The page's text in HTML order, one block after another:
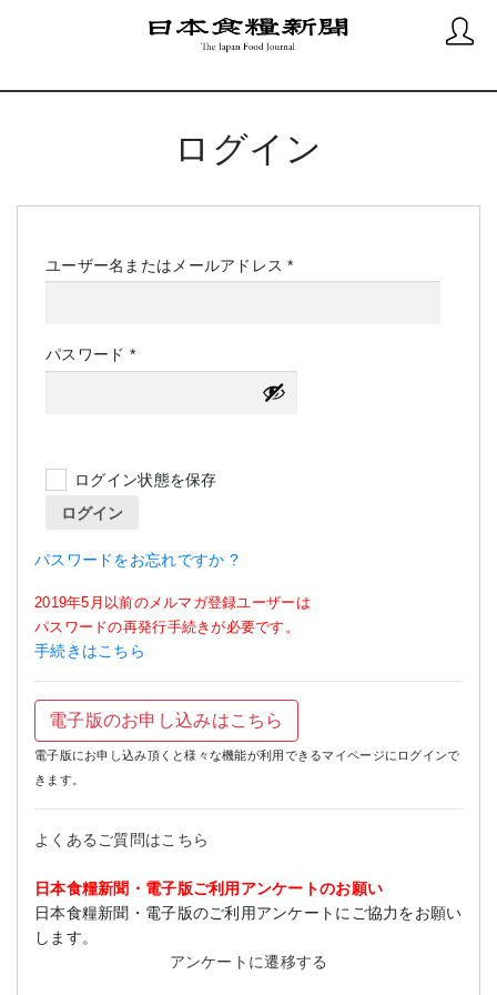
ログイン
ユーザー名またはメールアドレス*必
パスワード *必
須
ログイン状態を保存
ログイン
パスワードをお忘れですか ?
2019年5月以前のメルマガ登録ユーザーは
パスワードの再発行手続きが必要です。
手続きはこちら
電子版のお申し込みはこちら
電子版にお申し込み頂くと様々な機能が利用できるマイページにログインで
きます。
よくあるご質問はこちら
日本食糧新聞・電子版ご利用アンケートのお願い
日本食糧新聞・電子版のご利用アンケートにご協力をお願い
します。
アンケートに遷移する